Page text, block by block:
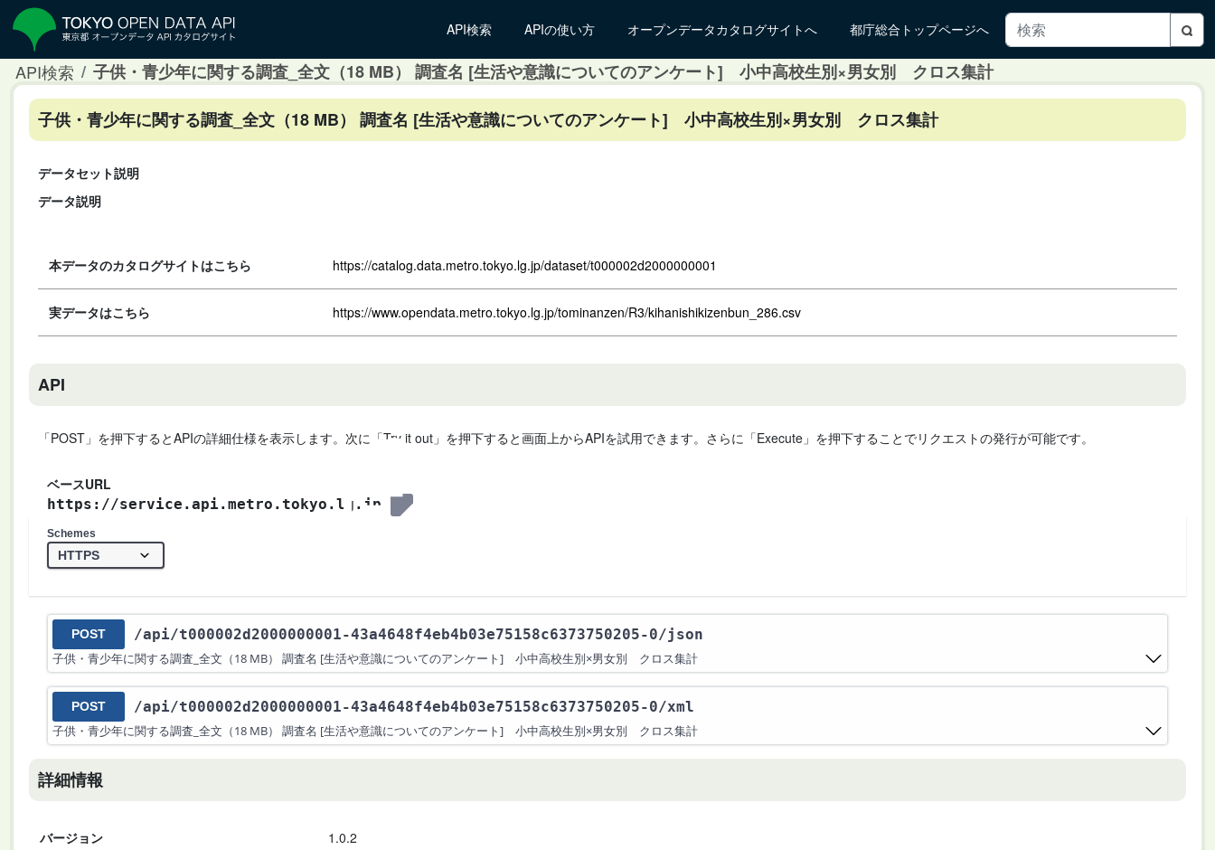
API検索 APIの使い方 オープンデータカタログサイトへ 都庁総合トップページへ
API検索 子供・青少年に関する調査_全文（18 MB） 調査名 [生活や意識についてのアンケート] 小中高校生別×男女別 クロス集計
子供・青少年に関する調査_全文（18 MB） 調査名 [生活や意識についてのアンケート] 小中高校生別×男女別 クロス集計
データセット説明
データ説明
本データのカタログサイトはこちら https://catalog.data.metro.tokyo.lg.jp/dataset/t000002d2000000001
実データはこちら https://www.opendata.metro.tokyo.lg.jp/tominanzen/R3/kihanishikizenbun_286.csv
API
「POST」を押下するとAPIの詳細仕様を表示します。次に「Try it out」を押下すると画面上からAPIを試用できます。さらに「Execute」を押下することでリクエストの発行が可能です。
ベースURL
https://service.api.metro.tokyo.lg.jp
Schemes
POST /api/t000002d2000000001-43a4648f4eb4b03e75158c6373750205-0/json
子供・青少年に関する調査_全文（18 MB） 調査名 [生活や意識についてのアンケート] 小中高校生別×男女別 クロス集計
POST /api/t000002d2000000001-43a4648f4eb4b03e75158c6373750205-0/xml
子供・青少年に関する調査_全文（18 MB） 調査名 [生活や意識についてのアンケート] 小中高校生別×男女別 クロス集計
詳細情報
バージョン 1.0.2